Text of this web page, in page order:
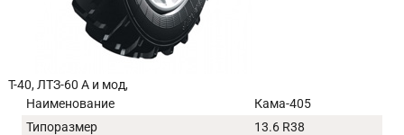
Т-40, ЛТЗ-60 А и мод,
Наименование
Кама-405
Типоразмер
13.6 R38